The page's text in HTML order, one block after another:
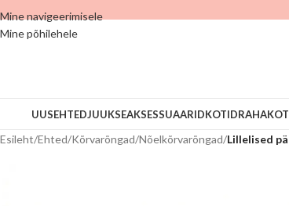
Mine navigeerimisele
Mine põhilehele
UUSEHTEDJUUKSEAKSESSUAARIDKOTID
Esileht/Ehted/Kõrvarõngad/Nõelkõrvarõngad/Lillelised